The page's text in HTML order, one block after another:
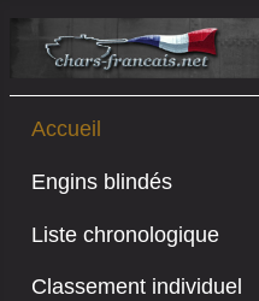
Accueil
Engins blindés
Liste chronologique
Classement individuel